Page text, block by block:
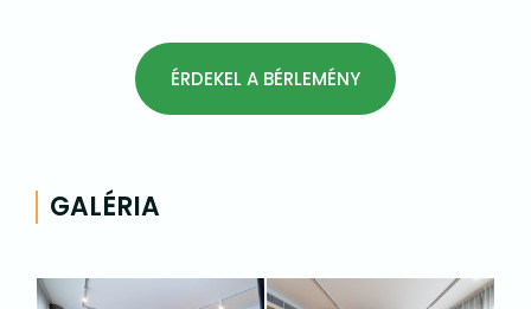
ÉRDEKEL A BÉRLEMÉNY
GALÉRIA